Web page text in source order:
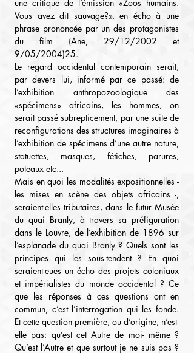
une critique de l’émission «Zoos humains.
Vous avez dit sauvage?», en écho à une
phrase prononcée par un des protagonistes
du film (Ane, 29/12/2002 et
9/05/2004)25.
Le regard occidental contemporain serait,
par devers lui, informé par ce passé: de
l’exhibition anthropozoologique des
«spécimens» africains, les hommes, on
serait passé subrepticement, par une suite de
reconfigurations des structures imaginaires à
l’exhibition de spécimens d’une autre nature,
statuettes, masques, fétiches, parures,
poteaux etc...
Mais en quoi les modalités expositionnelles -
les mises en scène des objets africains -,
seraient-elles tributaires, dans le futur Musée
du quai Branly, à travers sa préfiguration
dans le Louvre, de l’exhibition de 1896 sur
l’esplanade du quai Branly ? Quels sont les
principes qui les sous-tendent ? En quoi
seraient-eues un écho des projets coloniaux
et impérialistes du monde occidental ? Ce
que les réponses à ces questions ont en
commun, c’est l’interrogation qui les fonde.
Et cette question première, ou d’origine, n’est-
elle pas: qu’est cet Autre de moi- même ?
Qu’est l’Autre et que surtout je ne suis pas ?